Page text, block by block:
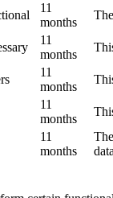
11
months
11
months
11
months
11
months
11
months